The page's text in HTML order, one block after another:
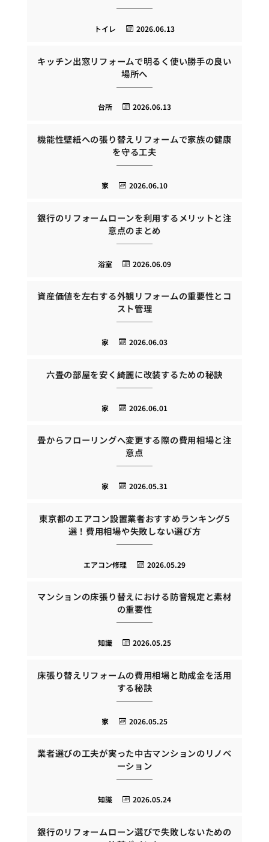
2026.06.13
トイレ
キッチン出窓リフォームで明るく使い勝手の良い
場所へ
2026.06.13
台所
機能性壁紙への張り替えリフォームで家族の健康
を守る工夫
2026.06.10
家
銀行のリフォームローンを利用するメリットと注
意点のまとめ
2026.06.09
浴室
資産価値を左右する外観リフォームの重要性とコ
スト管理
2026.06.03
家
六畳の部屋を安く綺麗に改装するための秘訣
2026.06.01
家
畳からフローリングへ変更する際の費用相場と注
意点
2026.05.31
家
東京都のエアコン設置業者おすすめランキング5
選！費用相場や失敗しない選び方
2026.05.29
エアコン修理
マンションの床張り替えにおける防音規定と素材
の重要性
2026.05.25
知識
床張り替えリフォームの費用相場と助成金を活用
する秘訣
2026.05.25
家
業者選びの工夫が実った中古マンションのリノベ
ーション
2026.05.24
知識
銀行のリフォームローン選びで失敗しないための